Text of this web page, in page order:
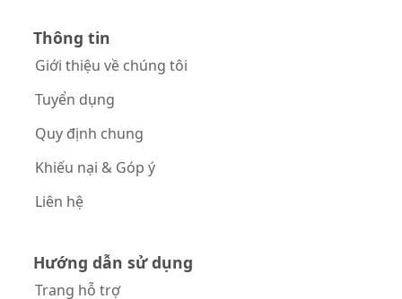
Thông tin
Giới thiệu về chúng tôi
Tuyển dụng
Quy định chung
Khiếu nại & Góp ý
Liên hệ
Hướng dẫn sử dụng
Trang hỗ trợ